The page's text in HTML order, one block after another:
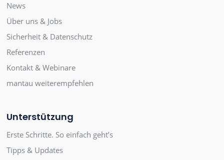
News
Über uns & Jobs
Sicherheit & Datenschutz
Referenzen
Kontakt & Webinare
mantau weiterempfehlen
Unterstützung
Erste Schritte. So einfach geht’s
Tipps & Updates